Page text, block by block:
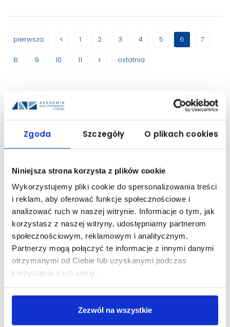
Zgoda Szczegóły O plikach cookies
Niniejsza strona korzysta z plików cookie
Wykorzystujemy pliki cookie do spersonalizowania treści
i reklam, aby oferować funkcje społecznościowe i
analizować ruch w naszej witrynie. Informacje o tym, jak
korzystasz z naszej witryny, udostępniamy partnerom
społecznościowym, reklamowym i analitycznym.
Partnerzy mogą połączyć te informacje z innymi danymi
otrzymanymi od Ciebie lub uzyskanymi podczas
korzystania z ich usług.
Zezwól na wszystkie
pierwsza 1 2 3 4 5 6 7
8 9 10 11 ostatnia
Instytut Informatyki
Stosowanej im. Krzysztofa
Brzeskiego
Patron
Pełna oferta kształcenia ANS w Elblągu
Pracownicy